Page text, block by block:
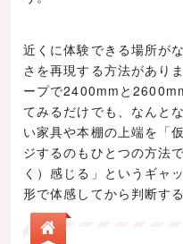
近くに体験できる場所が
さを再現する方法があり
ープで2400mmと
てみるだけでも、なんと
い家具や本棚の上端を「
ジするのもひとつの方法
く）感じる」というギャ
形で体感してから判断す